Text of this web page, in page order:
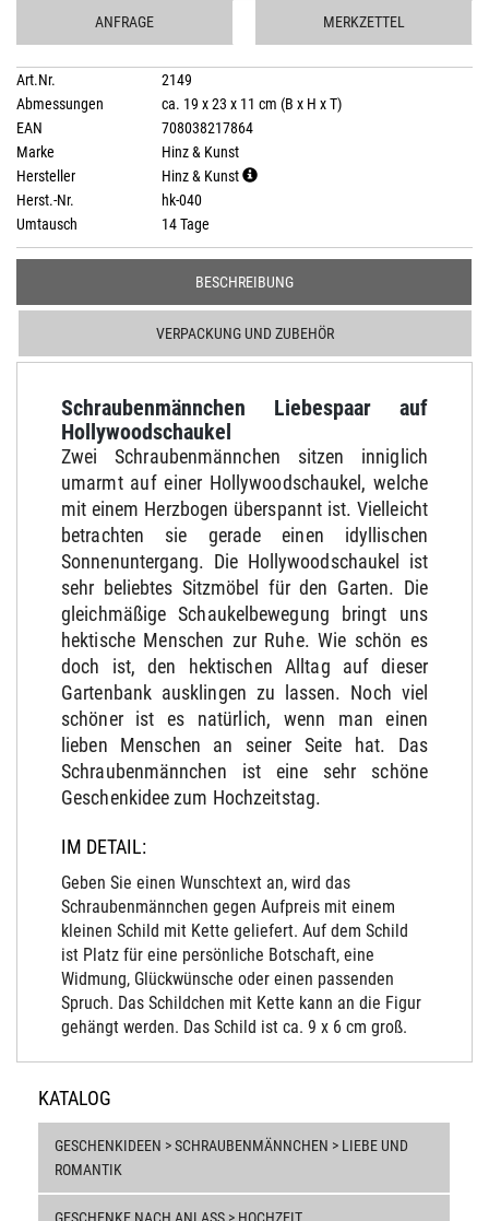
ANFRAGE MERKZETTEL
Art.Nr.
2149
Abmessungen
ca. 19 x 23 x 11 cm (B x H x T)
EAN
708038217864
Marke
Hinz & Kunst
Hersteller
Hinz & Kunst
Herst.-Nr.
hk-040
Umtausch
14 Tage
BESCHREIBUNG
VERPACKUNG UND ZUBEHÖR
Schraubenmännchen Liebespaar auf
Hollywoodschaukel
Zwei Schraubenmännchen sitzen inniglich
umarmt auf einer Hollywoodschaukel, welche
mit einem Herzbogen überspannt ist. Vielleicht
betrachten sie gerade einen idyllischen
Sonnenuntergang. Die Hollywoodschaukel ist
sehr beliebtes Sitzmöbel für den Garten. Die
gleichmäßige Schaukelbewegung bringt uns
hektische Menschen zur Ruhe. Wie schön es
doch ist, den hektischen Alltag auf dieser
Gartenbank ausklingen zu lassen. Noch viel
schöner ist es natürlich, wenn man einen
lieben Menschen an seiner Seite hat. Das
Schraubenmännchen ist eine sehr schöne
Geschenkidee zum Hochzeitstag.
IM DETAIL:
Geben Sie einen Wunschtext an, wird das
Schraubenmännchen gegen Aufpreis mit einem
kleinen Schild mit Kette geliefert. Auf dem Schild
ist Platz für eine persönliche Botschaft, eine
Widmung, Glückwünsche oder einen passenden
Spruch. Das Schildchen mit Kette kann an die Figur
gehängt werden. Das Schild ist ca. 9 x 6 cm groß.
KATALOG
GESCHENKIDEEN > SCHRAUBENMÄNNCHEN > LIEBE UND
ROMANTIK